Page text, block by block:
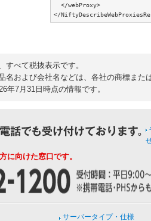
  </webProxy>
べて税抜表示です。
名および会社名などは、各社の商標また
年7月31日時点の情報です。
向けた窓口です。
サーバータイプ・仕様